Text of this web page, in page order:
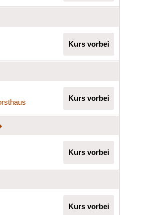
Kurs vorbei
Kurs vorbei
Kurs vorbei
Kurs vorbei